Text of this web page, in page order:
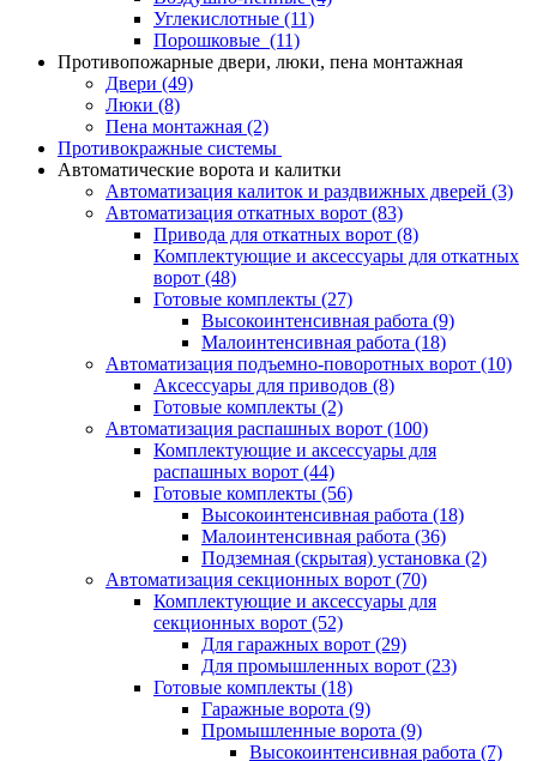
Углекислотные (11)
Порошковые (11)
Противопожарные двери, люки, пена монтажная
Двери (49)
Люки (8)
Пена монтажная (2)
Противокражные системы
Автоматические ворота и калитки
Автоматизация калиток и раздвижных дверей (3)
Автоматизация откатных ворот (83)
Привода для откатных ворот (8)
Комплектующие и аксессуары для откатных
ворот (48)
Готовые комплекты (27)
Высокоинтенсивная работа (9)
Малоинтенсивная работа (18)
Автоматизация подъемно-поворотных ворот (10)
Аксессуары для приводов (8)
Готовые комплекты (2)
Автоматизация распашных ворот (100)
Комплектующие и аксессуары для
распашных ворот (44)
Готовые комплекты (56)
Высокоинтенсивная работа (18)
Малоинтенсивная работа (36)
Подземная (скрытая) установка (2)
Автоматизация секционных ворот (70)
Комплектующие и аксессуары для
секционных ворот (52)
Для гаражных ворот (29)
Для промышленных ворот (23)
Готовые комплекты (18)
Гаражные ворота (9)
Промышленные ворота (9)
Высокоинтенсивная работа (7)